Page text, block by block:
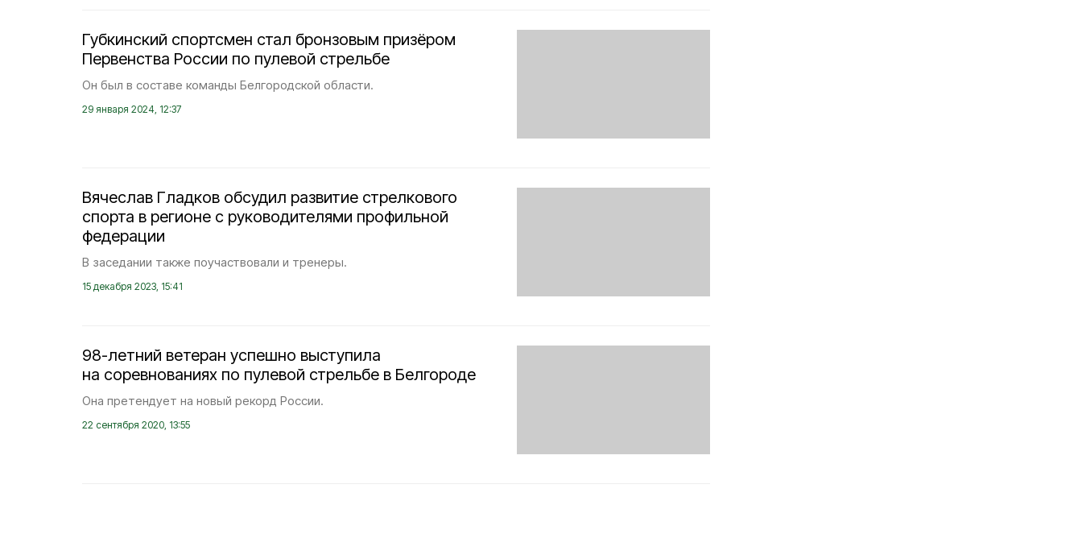
Губкинский спортсмен стал бронзовым призёром
Первенства России по пулевой стрельбе
Он был в составе команды Белгородской области.
29 января 2024, 12:37
Вячеслав Гладков обсудил развитие стрелкового
спорта в регионе с руководителями профильной
федерации
В заседании также поучаствовали и тренеры.
15 декабря 2023, 15:41
98-летний ветеран успешно выступила
на соревнованиях по пулевой стрельбе в Белгороде
Она претендует на новый рекорд России.
22 сентября 2020, 13:55